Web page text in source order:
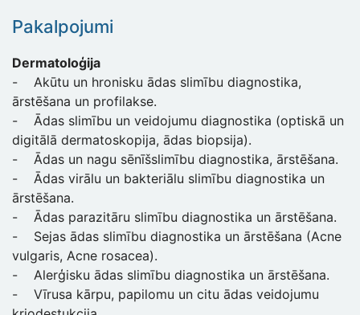
Pakalpojumi
Dermatoloģija
- Akūtu un hronisku ādas slimību diagnostika,
ārstēšana un profilakse.
- Ādas slimību un veidojumu diagnostika (optiskā un
digitālā dermatoskopija, ādas biopsija).
- Ādas un nagu sēnīšslimību diagnostika, ārstēšana.
- Ādas virālu un bakteriālu slimību diagnostika un
ārstēšana.
- Ādas parazitāru slimību diagnostika un ārstēšana.
- Sejas ādas slimību diagnostika un ārstēšana (Acne
vulgaris, Acne rosacea).
- Alerģisku ādas slimību diagnostika un ārstēšana.
- Vīrusa kārpu, papilomu un citu ādas veidojumu